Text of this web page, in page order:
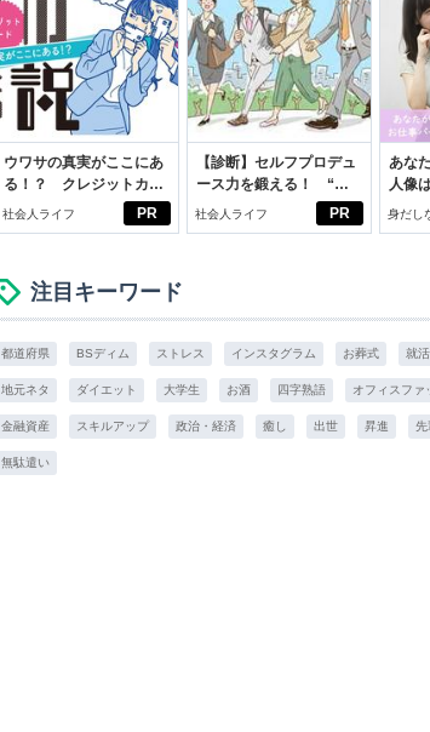
PR
ウワサの真実がここにあ
る！？ クレジットカー
ドの都市伝説
社会人ライフ PR
【診断】セルフプロデュ
ース力を鍛える！ “ジ
ブン観”診断
社会人ライフ
あな
人像
びか
身だし
スアイ
注目キーワード
都道府県 BSディム ストレス インスタグラム お葬式 就
地元ネタ ダイエット 大学生 お酒 四字熟語 オフィスファ
金融資産 スキルアップ 政治・経済 癒し 出世 昇進 先
無駄遣い